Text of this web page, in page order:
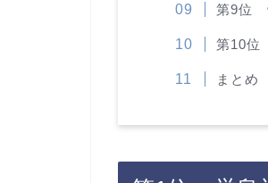
第9位
第10位
まとめ